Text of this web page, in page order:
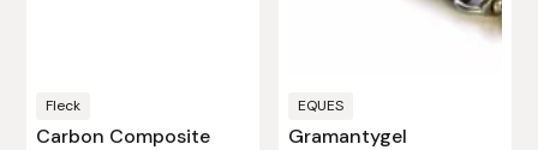
Fleck
Carbon Composite
produktsidan
EQUES
Gramantygel